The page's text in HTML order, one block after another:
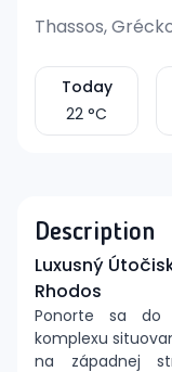
Thassos,
Today
22 °C
Description
Luxusný
Rhodos
Ponorte sa do
komplexu
na západnej